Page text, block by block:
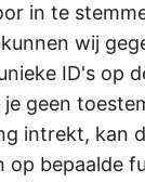
in te
wij
ID's op
je geen
intrekt, kan
op bepaalde